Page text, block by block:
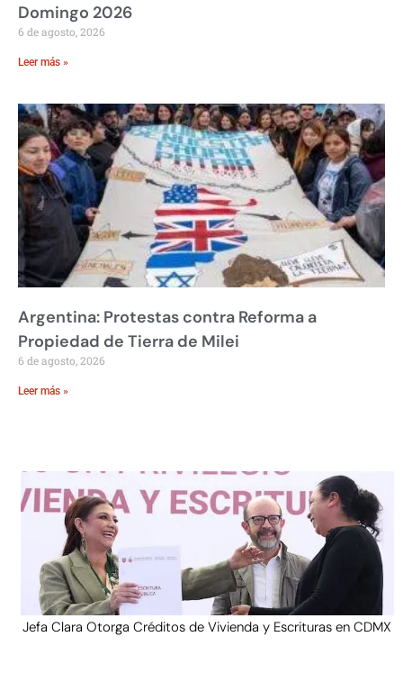
Domingo 2026
6 de agosto, 2026
Leer más »
Argentina: Protestas contra Reforma a
Propiedad de Tierra de Milei
6 de agosto, 2026
Leer más »
Jefa Clara Otorga Créditos de Vivienda y Escrituras en CDMX